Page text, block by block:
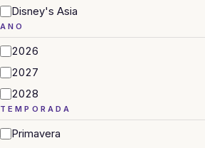
Disney's Asia
ANO
2026
2027
2028
TEMPORADA
Primavera